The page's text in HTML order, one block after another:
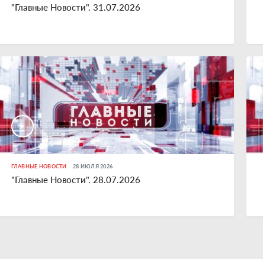
"Главные Новости". 31.07.2026
ГЛАВНЫЕ НОВОСТИ 28 ИЮЛЯ 2026
"Главные Новости". 28.07.2026